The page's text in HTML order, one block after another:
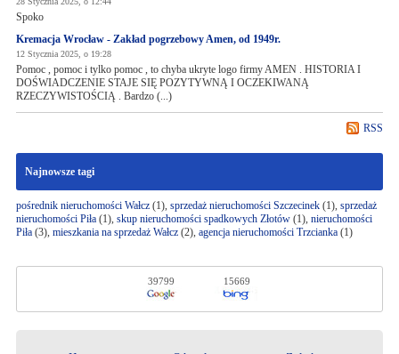
Spoko
Kremacja Wrocław - Zakład pogrzebowy Amen, od 1949r.
12 Stycznia 2025, o 19:28
Pomoc , pomoc i tylko pomoc , to chyba ukryte logo firmy AMEN . HISTORIA I
DOŚWIADCZENIE STAJE SIĘ POZYTYWNĄ I OCZEKIWANĄ
RZECZYWISTOŚCIĄ . Bardzo (...)
RSS
Najnowsze tagi
pośrednik nieruchomości Wałcz(1), sprzedaż nieruchomości Szczecinek (1), sprzedaż
nieruchomości Piła(1), skup nieruchomości spadkowych Złotów(1), nieruchomości
Piła(3), mieszkania na sprzedaż Wałcz(2), agencja nieruchomości Trzcianka(1)
39799 15669